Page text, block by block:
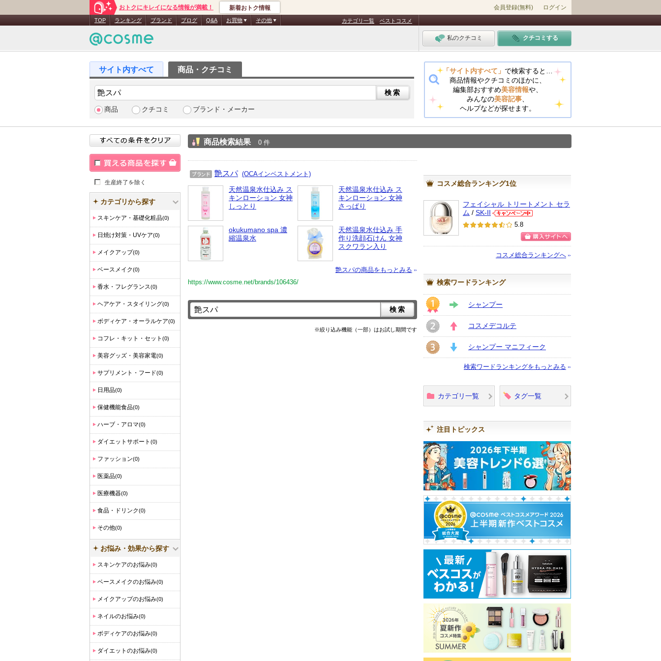
おトクにキレイになる情報が満載！ 新着おトク情報 会員登録(無料) ログイン
TOP ランキング ブランド ブログ Q&A お買物 その他 カテゴリ一覧 ベストコスメ
私のクチコミ クチコミする
商品・クチコミ
商品 クチコミ ブランド・メーカー
「サイト内すべて」 で検索すると…
商品情報やクチコミのほかに、
編集部おすすめ美容情報や、
みんなの美容記事
ヘルプなどが探せます。
商品検索結果 0 件
艶スパ (OCAインベストメント)
天然温泉水仕込み ス
キンローション 女神
しっとり
天然温泉水仕込み ス
キンローション 女神
さっぱり
okukumano spa 濃
縮温泉水
天然温泉水仕込み 手
作り洗顔石けん 女神
スクワラン入り
艶スパの商品をもっとみる
https://www.cosme.net/brands/106436/
※絞り込み機能（一部）はお試し期間です
コスメ総合ランキング1位
フェイシャル トリートメント セラ
ム / SK-II
SK-IIからの
お知らせがあ
5.8
購入サイトへ
コスメ総合ランキングへ
検索ワードランキング
1 STAY
シャンプー
2 UP
コスメデコルテ
3 DOWN
シャンプー マニフィーク
検索ワードランキングをもっとみる
カテゴリ一覧 タグ一覧
注目トピックス
買える商品を探す
生産終了を除く
カテゴリから探す
スキンケア・基礎化粧品(0)
日焼け対策・UVケア(0)
メイクアップ(0)
ベースメイク(0)
香水・フレグランス(0)
ヘアケア・スタイリング(0)
ボディケア・オーラルケア(0)
コフレ・キット・セット (0)
美容グッズ・美容家電(0)
サプリメント・フード(0)
日用品(0)
保健機能食品(0)
ハーブ・アロマ(0)
ダイエットサポート (0)
ファッション(0)
医薬品(0)
医療機器(0)
食品・ドリンク(0)
その他(0)
お悩み・効果から探す
スキンケアのお悩み(0)
ベースメイクのお悩み(0)
メイクアップのお悩み(0)
ネイルのお悩み(0)
ボディケアのお悩み(0)
ダイエットのお悩み(0)